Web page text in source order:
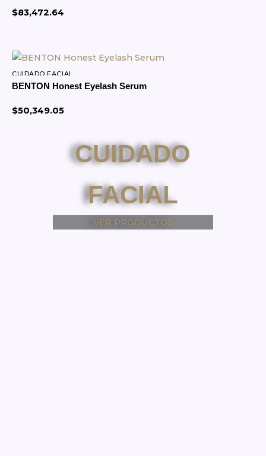
$83,472.64
CUIDADO FACIAL
BENTON Honest Eyelash Serum
$50,349.05
CUIDADO
FACIAL
VER PRODUCTOS